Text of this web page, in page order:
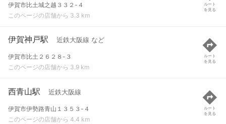
伊賀市比土城之越３３２-４
このページの店舗から 3.3 km
ルート
を見る
伊賀神戸駅 近鉄大阪線 など
伊賀市比土２６２８-３
このページの店舗から 3.9 km
ルート
を見る
西青山駅 近鉄大阪線
伊賀市伊勢路青山１３５３-４
このページの店舗から 4.4 km
ルート
を見る